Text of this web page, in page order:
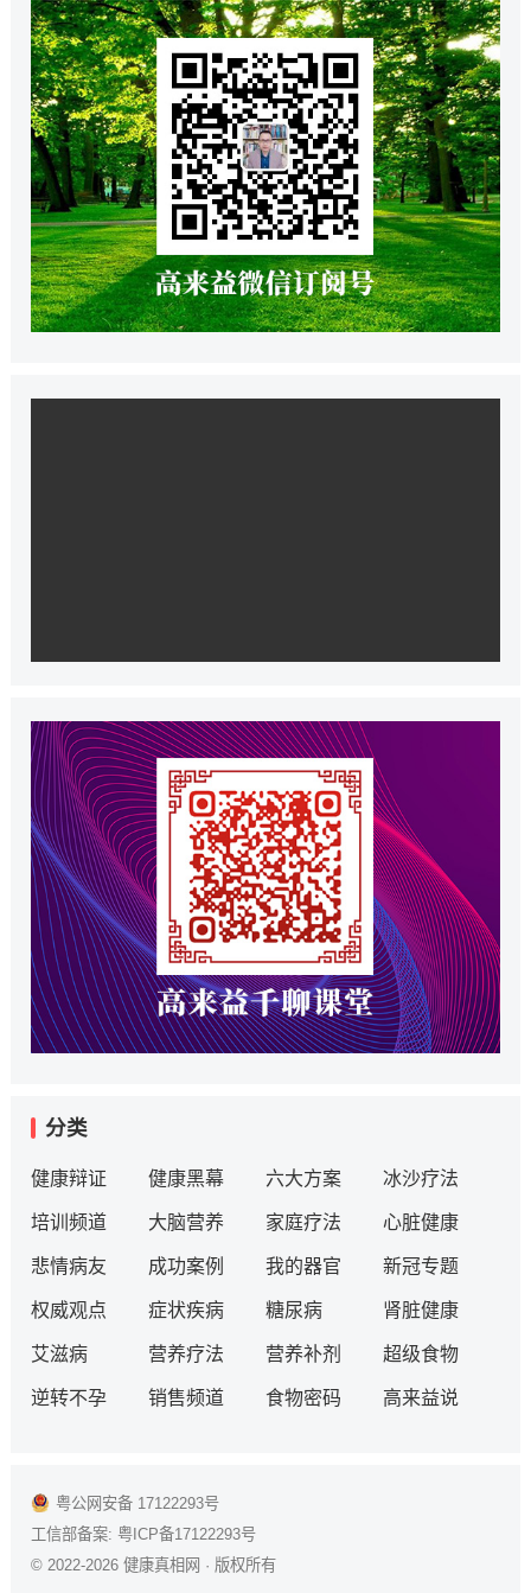
分类
健康辩证 健康黑幕 六大方案 冰沙疗法
培训频道 大脑营养 家庭疗法 心脏健康
悲情病友 成功案例 我的器官 新冠专题
权威观点 症状疾病 糖尿病 肾脏健康
艾滋病 营养疗法 营养补剂 超级食物
逆转不孕 销售频道 食物密码 高来益说
粤公网安备 17122293号
工信部备案: 粤ICP备17122293号
© 2022-2026 健康真相网 · 版权所有